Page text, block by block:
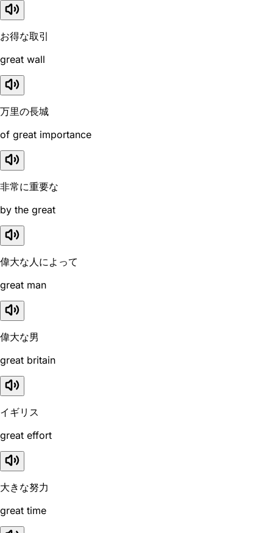
お得な取引
great wall
万里の長城
of great importance
非常に重要な
by the great
偉大な人によって
great man
偉大な男
great britain
イギリス
great effort
大きな努力
great time